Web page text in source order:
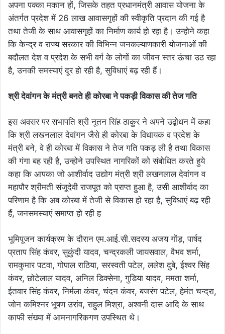
अपना पक्का मकान हों, जिसके तहत प्रधानमंत्री आवास योजना के
अंतर्गत प्रदेश में 26 लाख आवासगृहों की स्वीकृति प्रदान की गई है
तथा तेजी के साथ आवासगृहों का निर्माण कार्य हो रहा है। उन्होने कहा
कि केन्द्र व राज्य सरकार की विभिन्न जनकल्याणकारी योजनाओं की
बदौलत देश व प्रदेश के सभी वर्ग के लोगों का जीवन स्तर ऊंचा उठ रहा
है, उनकी समस्याएं दूर हो रही है, सुविधाएं बढ़ रही हैं।
श्री देवांगन के मंत्री बनते ही कोरबा ने पकड़ी विकास की तेज गति
इस अवसर पर सभापति श्री नूतन सिंह ठाकुर ने अपने उद्बोधन में कहा
कि श्री लखनलाल देवांगन जैसे ही कोरबा के विधायक व प्रदेश के
मंत्री बने, वे ही कोरबा में विकास ने तेज गति पकड़ ली है तथा विकास
की गंगा बह रही है, उन्होने उपस्थित नागरिकों को संबोधित करते हुये
कहा कि आपका जो आशीर्वाद उद्योग मंत्री श्री लखनलाल देवांगन व
महापौर श्रीमती संजूदेवी राजपूत को प्राप्त हुआ है, उसी आशीर्वाद का
परिणाम है कि अब कोरबा में तेजी से विकास हो रहा है, सुविधाएं बढ़ रही
हैं, जनसमस्याएं समाप्त हो रही ह
भूमिपूजन कार्यक्रम के दौरान एम.आई.सी.सदस्य अजय गोंड़, पार्षद
प्रताप सिंह कंवर, सुकुंदी यादव, चन्द्रकली जायसवाल, वैभव शर्मा,
रामकुमार पटवा, गोपाल राठिया, सरस्वती पटेल, ललेश दुबे, ईश्वर सिंह
कंवर, छोटेलाल यादव, अनिल डिक्सेना, गुडिया यादव, ममता शर्मा,
ईतवार सिंह कंवर, निर्मला कंवर, चंदन कंवर, बजरंग पटेल, हेमंत चन्द्रा,
जोन कमिश्नर भूषण उरांव, राहुल मिश्रा, अश्वनी दास आदि के साथ
काफी संख्या में आमनागरिकगण उपस्थित थे।